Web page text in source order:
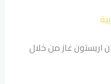
غاز من خلال